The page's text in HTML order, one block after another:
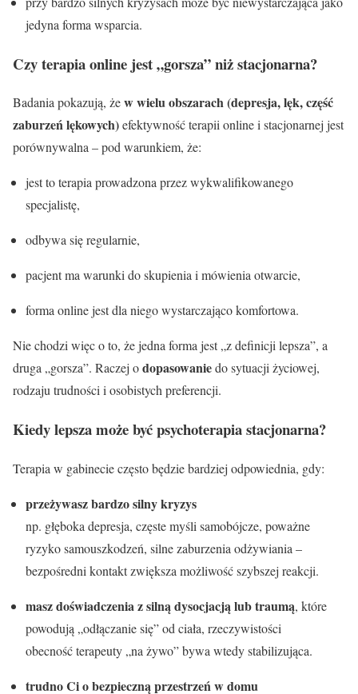
jedyna forma wsparcia.
Czy terapia online jest „gorsza” niż stacjonarna?
Badania pokazują, żew wielu obszarach (depresja, lęk, część
zaburzeń lękowych)efektywność terapii online i stacjonarnej jest
porównywalna – pod warunkiem, że:
jest to terapia prowadzona przez wykwalifikowanego
specjalistę,
odbywa się regularnie,
pacjent ma warunki do skupienia i mówienia otwarcie,
forma online jest dla niego wystarczająco komfortowa.
Nie chodzi więc o to, że jedna forma jest „z definicji lepsza”, a
druga „gorsza”. Raczej odopasowaniedo sytuacji życiowej,
rodzaju trudności i osobistych preferencji.
Kiedy lepsza może być psychoterapia stacjonarna?
Terapia w gabinecie często będzie bardziej odpowiednia, gdy:
przeżywasz bardzo silny kryzys
np. głęboka depresja, częste myśli samobójcze, poważne
ryzyko samouszkodzeń, silne zaburzenia odżywiania –
bezpośredni kontakt zwiększa możliwość szybszej reakcji.
masz doświadczenia z silną dysocjacją lub traumą, które
powodują „odłączanie się” od ciała, rzeczywistości
obecność terapeuty „na żywo” bywa wtedy stabilizująca.
trudno Ci o bezpieczną przestrzeń w domu